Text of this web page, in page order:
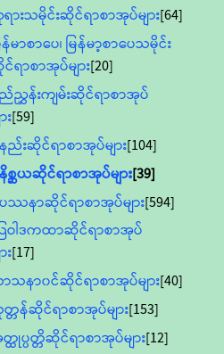
ားသမိုင်းဆိုင်ရာစာအုပ်များ[64]
န်မာစာပေ၊ မြန်မာ့စာပေသမိုင်း
ရာစာအုပ်များ[20]
ညွှန်းကျမ်းဆိုင်ရာစာအုပ်
း[59]
ည်းဆိုင်ရာစာအုပ်များ[104]
စ္ဆယဆိုင်ရာစာအုပ်များ[39]
ဿနာဆိုင်ရာစာအုပ်များ[594]
ဝါဒကထာဆိုင်ရာစာအုပ်
း[17]
သနာ၀င်ဆိုင်ရာစာအုပ်များ[40]
တန်ဆိုင်ရာစာအုပ်များ[153]
ထုပ္ပတ္တိဆိုင်ရာစာအုပ်များ[12]